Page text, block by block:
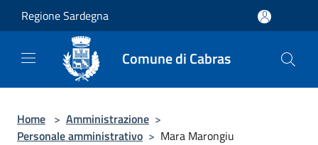
Salta al contenuto principale
Regione Sardegna
Comune di Cabras
Home > Amministrazione >
Personale amministrativo > Mara Marongiu